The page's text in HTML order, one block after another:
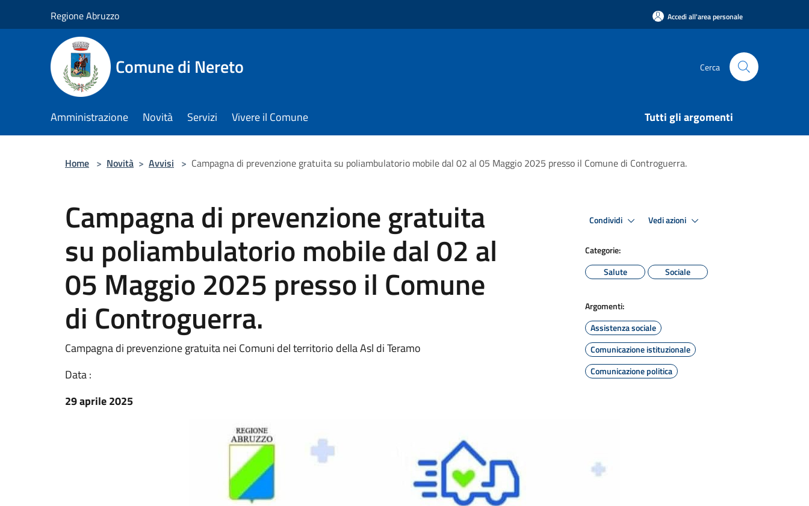
Regione Abruzzo Accedi all'area personale
Comune di Nereto Cerca
Amministrazione Novità Servizi Vivere il Comune Tutti gli argomenti
Home > Novità > Avvisi > Campagna di prevenzione gratuita su poliambulatorio mobile dal 02 al 05 Maggio 2025 presso il Comune di Controguerra.
Campagna di prevenzione gratuita
su poliambulatorio mobile dal 02 al
05 Maggio 2025 presso il Comune
di Controguerra.
Campagna di prevenzione gratuita nei Comuni del territorio della Asl di Teramo
Data :
29 aprile 2025
Condividi Vedi azioni
Categorie:
Salute
Sociale
Argomenti:
Assistenza sociale
Comunicazione istituzionale
Comunicazione politica